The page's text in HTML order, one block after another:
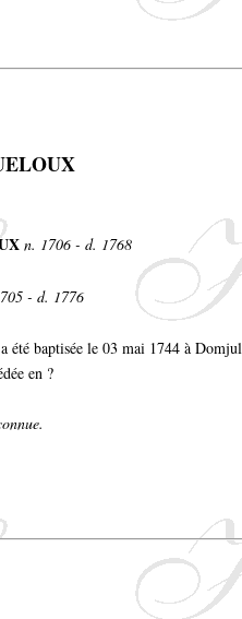
n. 1706 - d. 1768
- d. 1776
a été baptisée le 03 mai 1744 à
en ?